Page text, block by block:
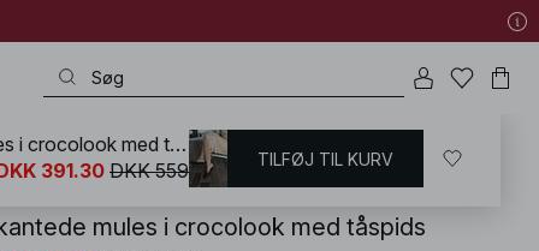
/ Sko / Højhælede sko
mules i crocolook med tåspids
Firkantede mules i crocolook med tåspids
391.30 DKK 559 TILFØJ TIL KURV